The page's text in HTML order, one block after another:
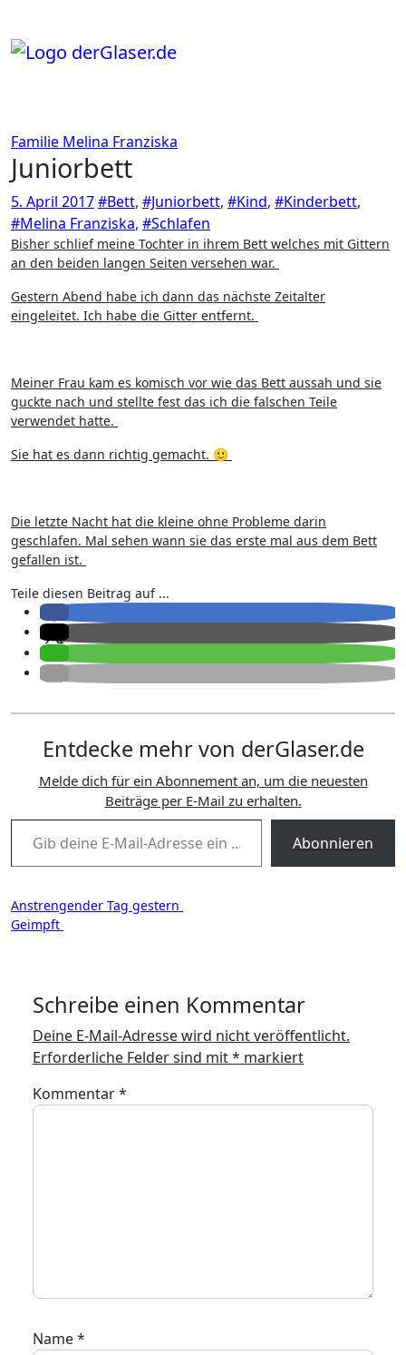
springen
Familie Melina Franziska
Juniorbett
5. April 2017#Bett, #Juniorbett, #Kind, #Kinderbett,
#Melina Franziska, #Schlafen
Bisher schlief meine Tochter in ihrem Bett welches mit Gittern
an den beiden langen Seiten versehen war.
Gestern Abend habe ich dann das nächste Zeitalter
eingeleitet. Ich habe die Gitter entfernt.
Meiner Frau kam es komisch vor wie das Bett aussah und sie
guckte nach und stellte fest das ich die falschen Teile
verwendet hatte.
Sie hat es dann richtig gemacht. 🙂
Die letzte Nacht hat die kleine ohne Probleme darin
geschlafen. Mal sehen wann sie das erste mal aus dem Bett
gefallen ist.
Teile diesen Beitrag auf ...
Entdecke mehr von derGlaser.de
Melde dich für ein Abonnement an, um die neuesten
Beiträge per E-Mail zu erhalten.
Gib deine E-Mail-Adresse ein ...
Abonnieren
Beitragsnavigation
Anstrengender Tag gestern
Geimpft
Schreibe einen Kommentar
Deine E-Mail-Adresse wird nicht veröffentlicht.
Erforderliche Felder sind mit* markiert
Kommentar*
Name*